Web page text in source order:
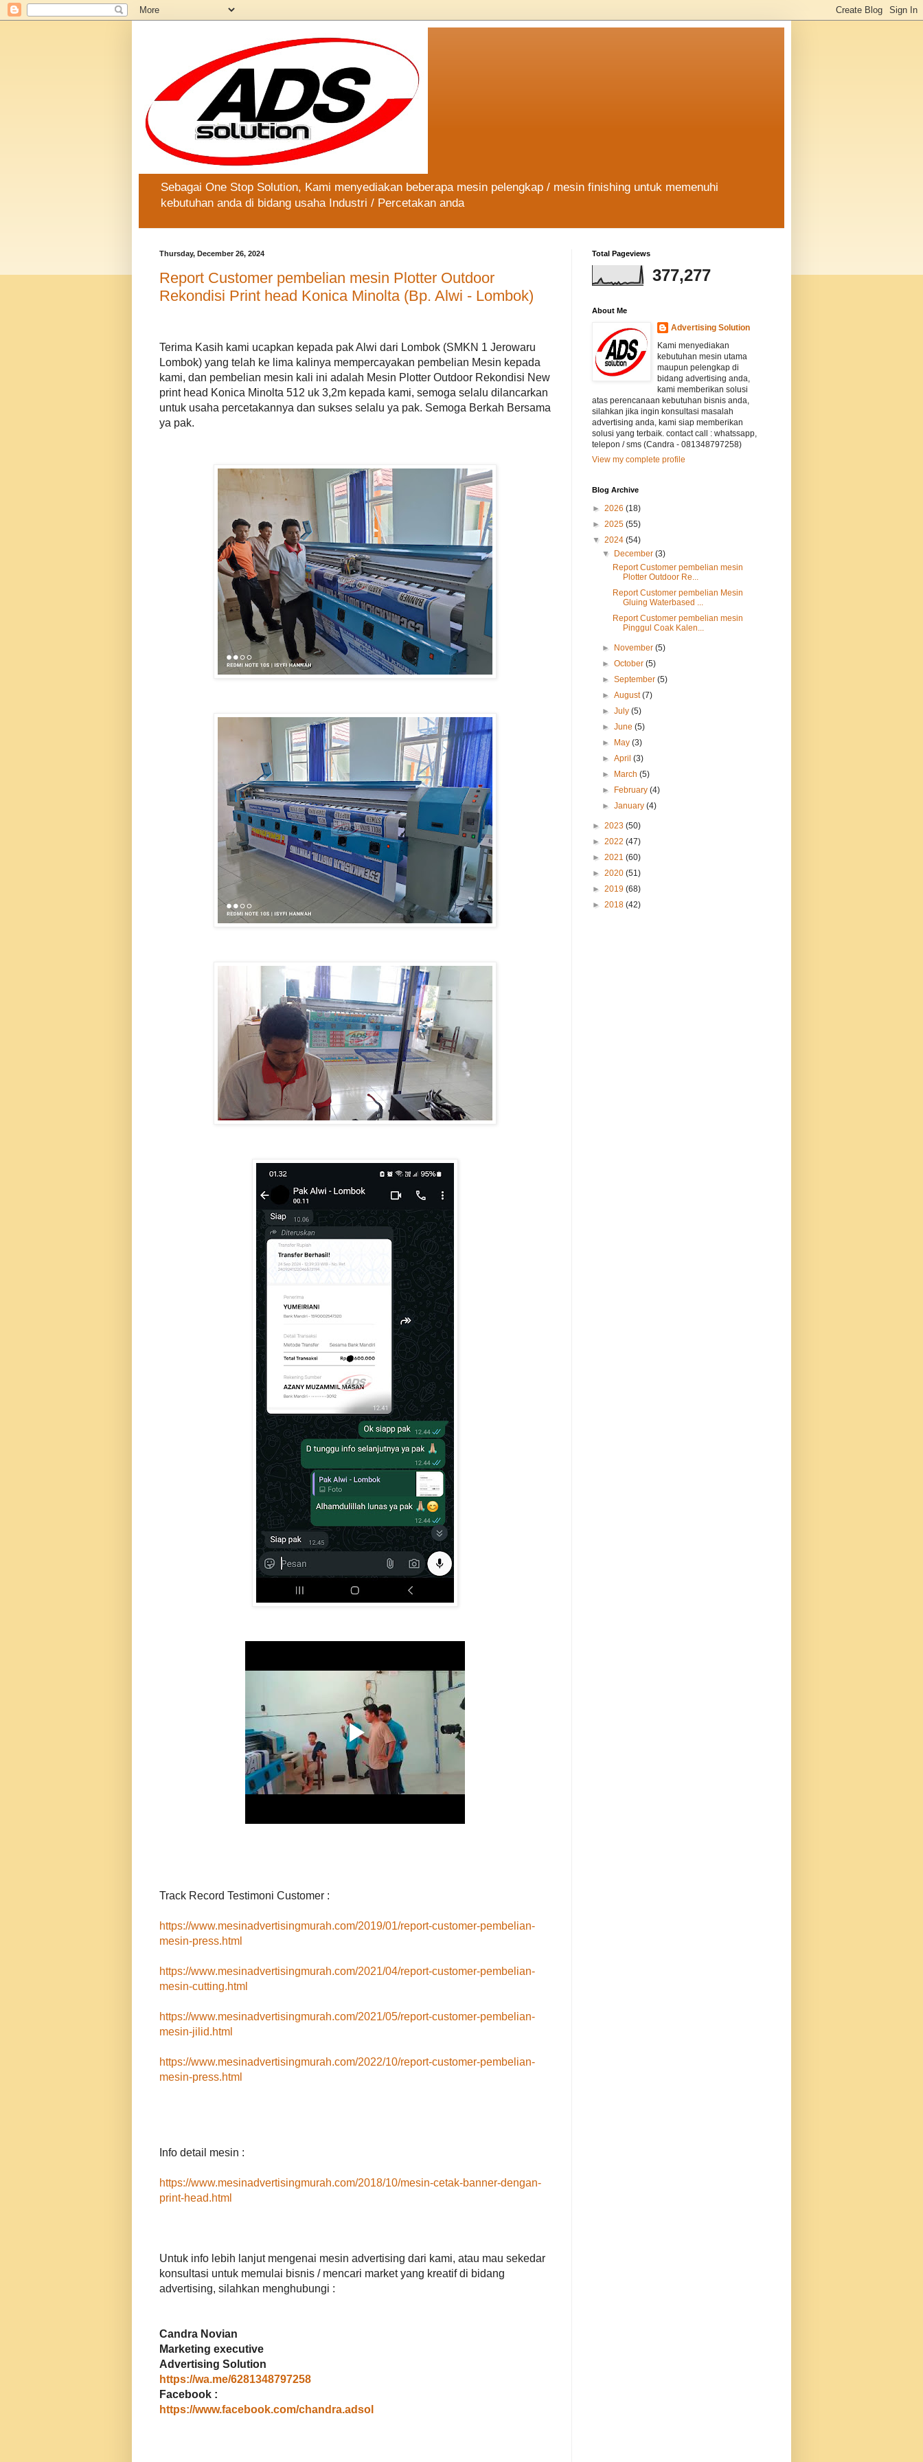
Sebagai One Stop Solution, Kami menyediakan beberapa mesin pelengkap / mesin finishing untuk memenuhi
kebutuhan anda di bidang usaha Industri / Percetakan anda
Thursday, December 26, 2024
Report Customer pembelian mesin Plotter Outdoor
Rekondisi Print head Konica Minolta (Bp. Alwi - Lombok)
Terima Kasih kami ucapkan kepada pak Alwi dari Lombok (SMKN 1 Jerowaru
Lombok) yang telah ke lima kalinya mempercayakan pembelian Mesin kepada
kami, dan pembelian mesin kali ini adalah Mesin Plotter Outdoor Rekondisi New
print head Konica Minolta 512 uk 3,2m kepada kami, semoga selalu dilancarkan
untuk usaha percetakannya dan sukses selalu ya pak. Semoga Berkah Bersama
ya pak.
Track Record Testimoni Customer :
https://www.mesinadvertisingmurah.com/2019/01/report-customer-pembelian-
mesin-press.html
https://www.mesinadvertisingmurah.com/2021/04/report-customer-pembelian-
mesin-cutting.html
https://www.mesinadvertisingmurah.com/2021/05/report-customer-pembelian-
mesin-jilid.html
https://www.mesinadvertisingmurah.com/2022/10/report-customer-pembelian-
mesin-press.html
Info detail mesin :
https://www.mesinadvertisingmurah.com/2018/10/mesin-cetak-banner-dengan-
print-head.html
Untuk info lebih lanjut mengenai mesin advertising dari kami, atau mau sekedar
konsultasi untuk memulai bisnis / mencari market yang kreatif di bidang
advertising, silahkan menghubungi :
Candra Novian
Marketing executive
Advertising Solution
https://wa.me/6281348797258
Facebook :
https://www.facebook.com/chandra.adsol
Total Pageviews
377,277
About Me
Advertising Solution
Kami menyediakan
kebutuhan mesin utama
maupun pelengkap di
bidang advertising anda,
kami memberikan solusi
atas perencanaan kebutuhan bisnis anda,
silahkan jika ingin konsultasi masalah
advertising anda, kami siap memberikan
solusi yang terbaik. contact call : whatssapp,
telepon / sms (Candra - 081348797258)
View my complete profile
Blog Archive
► 2026 (18)
► 2025 (55)
▼ 2024 (54)
▼
December(3)
Report Customer pembelian mesin
Plotter Outdoor Re...
Report Customer pembelian Mesin
Gluing Waterbased ...
Report Customer pembelian mesin
Pinggul Coak Kalen...
► November(5)
►October(5)
►September(5)
►August(7)
►July(5)
►June(5)
►
May(3)
►April(3)
►
March(5)
►
February(4)
►January(4)
► 2023 (50)
► 2022 (47)
► 2021 (60)
► 2020 (51)
► 2019 (68)
► 2018 (42)